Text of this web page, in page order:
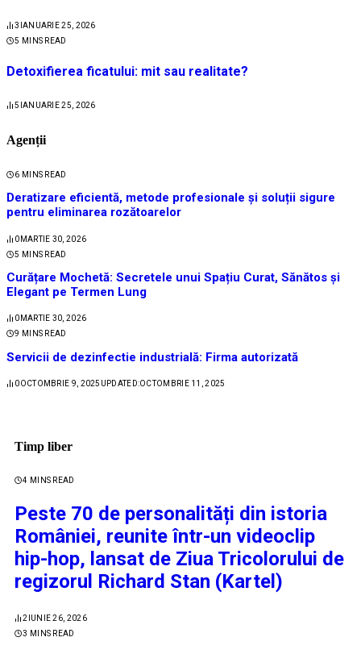
3 IANUARIE 25, 2026
5 MINS READ
Detoxifierea ficatului: mit sau realitate?
5 IANUARIE 25, 2026
Agenții
6 MINS READ
Deratizare eficientă, metode profesionale și soluții sigure
pentru eliminarea rozătoarelor
0 MARTIE 30, 2026
5 MINS READ
Curățare Mochetă: Secretele unui Spațiu Curat, Sănătos și
Elegant pe Termen Lung
0 MARTIE 30, 2026
9 MINS READ
Servicii de dezinfectie industrială: Firma autorizată
0OCTOMBRIE 9, 2025 UPDATED:OCTOMBRIE 11, 2025
Timp liber
4 MINS READ
Peste 70 de personalități din istoria
României, reunite într-un videoclip
hip-hop, lansat de Ziua Tricolorului de
regizorul Richard Stan (Kartel)
2 IUNIE 26, 2026
3 MINS READ